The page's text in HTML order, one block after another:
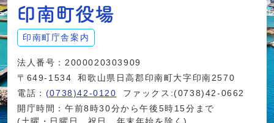
印南町庁舎案内
法人番号：2000020303909
〒649-1534
和歌山県日高郡印南町大字印南2570
電話： (0738)42-0120
ファックス:(0738)42-0662
開庁時間：午前8時30分から午後5時15分まで
(土曜・日曜日、祝日、年末年始を除く)